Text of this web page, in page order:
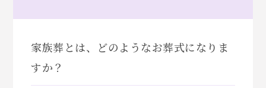
家族葬とは、どのようなお葬式になりま
すか？